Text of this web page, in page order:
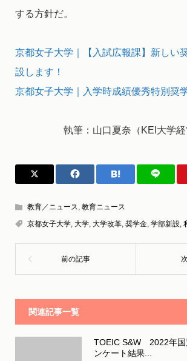
する方針だ。
京都女子大学｜【入試広報課】新しい
設します！
京都女子大学｜入学時成績優秀特別奨
執筆：山口夏奈（KEI大学経
教育／ニュース 教育ニュース
京都女子大学, 大学, 大学改革, 奨学金, 学部新設,
関連記事一覧
TOEIC S&W 2022年国
ンケート結果...